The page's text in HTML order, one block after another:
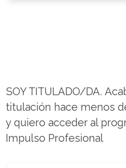
SOY TITULADO/DA.
titulación hace menos
y quiero acceder al
Impulso Profesional